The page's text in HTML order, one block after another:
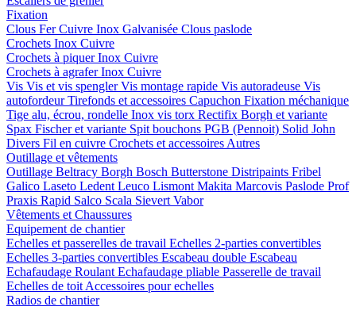
Fixation
Clous FerCuivre Inox Galvanisée Clous paslode
Crochets Inox Cuivre
Crochets à piquerInox Cuivre
Crochets à agraferInox Cuivre
Vis Vis et vis spenglerVis montage rapide Vis autoradeuse Vis
autofordeurTirefonds et accessoires Capuchon Fixation méchanique
Tige alu, écrou, rondelle Inox vis torx Rectifix Borgh et variante
Spax Fischer et variante Spit bouchons PGB (Pennoit) Solid John
Divers Fil en cuivre Crochets et accessoires Autres
Outillage et vêtements
Outillage Beltracy Borgh Bosch Butterstone Distripaints Fribel
Galico Laseto Ledent Leuco Lismont Makita Marcovis Paslode Prof
Praxis Rapid Salco Scala Sievert Vabor
Vêtements et Chaussures
Equipement de chantier
Echelles et passerelles de travail Echelles 2-parties convertibles
Echelles 3-parties convertibles Escabeau double Escabeau
Echafaudage Roulant Echafaudage pliable Passerelle de travail
Echelles de toit Accessoires pour echelles
Radios de chantier